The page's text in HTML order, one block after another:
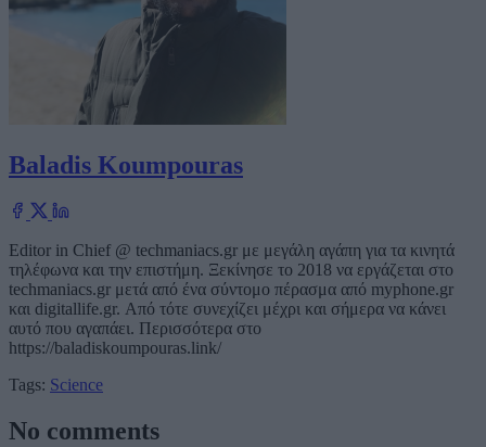
Baladis Koumpouras
Editor in Chief @ techmaniacs.gr με μεγάλη αγάπη για τα κινητά
τηλέφωνα και την επιστήμη. Ξεκίνησε το 2018 να εργάζεται στο
techmaniacs.gr μετά από ένα σύντομο πέρασμα από myphone.gr
και digitallife.gr. Από τότε συνεχίζει μέχρι και σήμερα να κάνει
αυτό που αγαπάει. Περισσότερα στο
https://baladiskoumpouras.link/
Tags: Science
No comments